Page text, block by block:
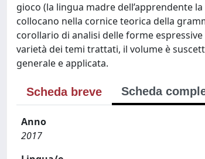
gioco (la lingua madre dell’apprendente
collocano nella cornice teorica della
corollario di analisi delle forme
varietà dei temi trattati, il volume è
generale e applicata.
Scheda breve Scheda
Anno
2017